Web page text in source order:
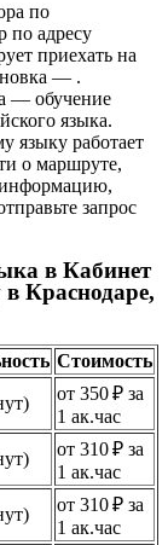
по
по адресу
приехать на
— .
— обучение
языка.
языку работает
о маршруте,
запрос
в Кабинет
Краснодаре,
Стоимость
от 350 ₽ за
1 ак.час
от 310 ₽ за
1 ак.час
от 310 ₽ за
1 ак.час